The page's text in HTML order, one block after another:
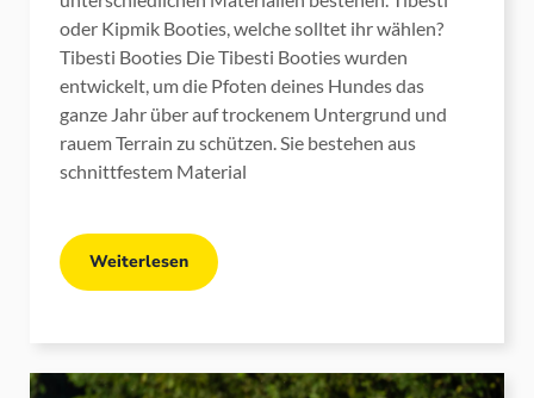
oder Kipmik Booties, welche solltet ihr wählen?
Tibesti Booties Die Tibesti Booties wurden
entwickelt, um die Pfoten deines Hundes das
ganze Jahr über auf trockenem Untergrund und
rauem Terrain zu schützen. Sie bestehen aus
schnittfestem Material
Weiterlesen